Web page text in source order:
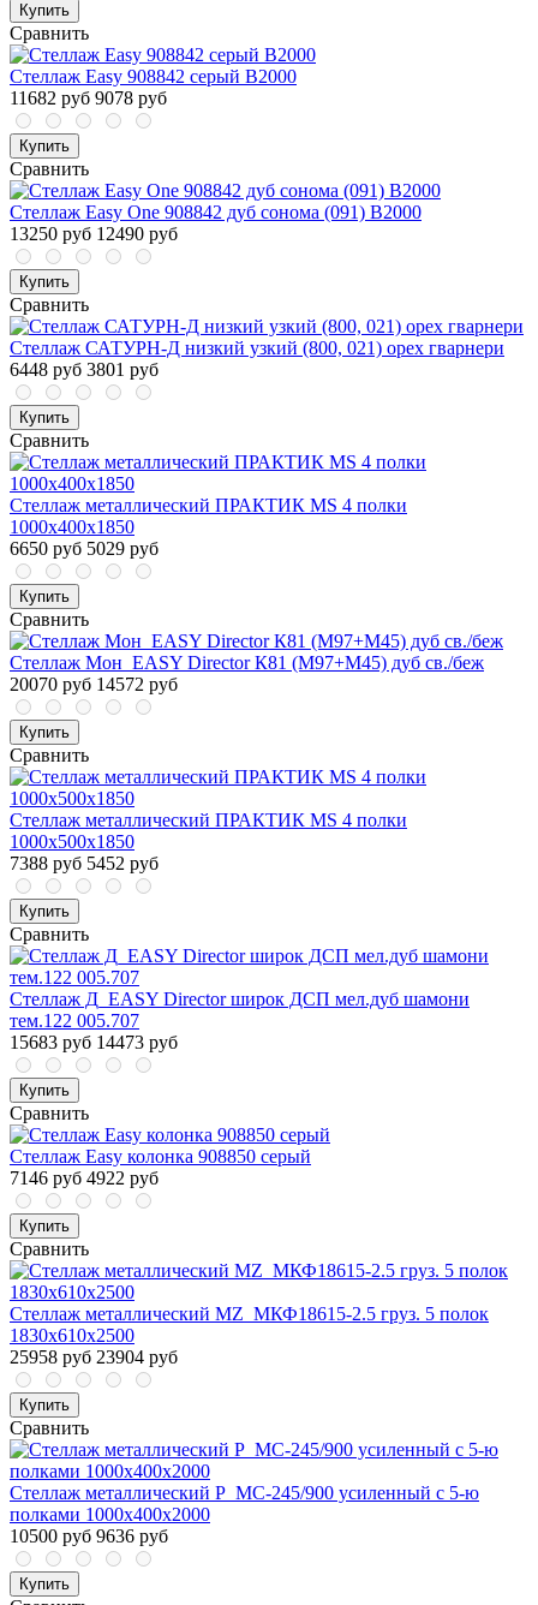
Купить
Сравнить
Стеллаж Easy 908842 серый В2000
11682 руб 9078 руб
Купить
Сравнить
Стеллаж Easy One 908842 дуб сонома (091) В2000
13250 руб 12490 руб
Купить
Сравнить
Стеллаж САТУРН-Д низкий узкий (800, 021) орех гварнери
6448 руб 3801 руб
Купить
Сравнить
Стеллаж металлический ПРАКТИК MS 4 полки
1000х400х1850
6650 руб 5029 руб
Купить
Сравнить
Стеллаж Мон_EASY Director К81 (М97+М45) дуб св./беж
20070 руб 14572 руб
Купить
Сравнить
Стеллаж металлический ПРАКТИК MS 4 полки
1000х500х1850
7388 руб 5452 руб
Купить
Сравнить
Стеллаж Д_EASY Director широк ДСП мел.дуб шамони
тем.122 005.707
15683 руб 14473 руб
Купить
Сравнить
Стеллаж Easy колонка 908850 серый
7146 руб 4922 руб
Купить
Сравнить
Стеллаж металлический MZ_МКФ18615-2.5 груз. 5 полок
1830х610х2500
25958 руб 23904 руб
Купить
Сравнить
Стеллаж металлический P_МС-245/900 усиленный с 5-ю
полками 1000х400х2000
10500 руб 9636 руб
Купить